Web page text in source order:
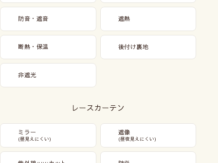
防音・遮音 遮熱
断熱・保温 後付け裏地
非遮光
レースカーテン
ミラー
(昼見えにくい)
遮像
(昼夜見えにくい)